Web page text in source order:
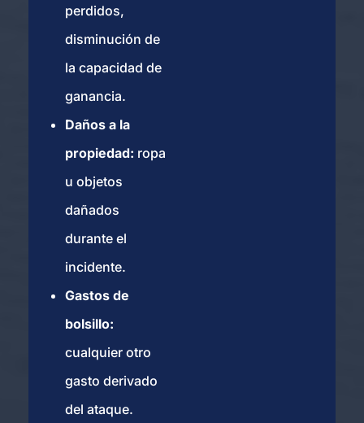
perdidos,
disminución de
la capacidad de
ganancia.
Daños a la
propiedad: ropa
u objetos
dañados
durante el
incidente.
Gastos de
bolsillo:
cualquier otro
gasto derivado
del ataque.
Lesiones por
Mordeduras de Perro
Chula
Vista
2566 Catamaran Way
CA 91914
Oficina de consulta.
Agende una cita
2615
Abogados de
Lesiones por
en Chula Vista